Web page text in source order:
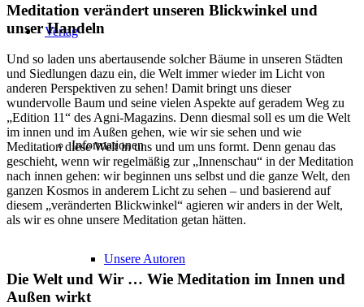
Verlag
Informationen
Unsere Autoren
Meditation verändert unseren Blickwinkel und
unser Handeln
Und so laden uns abertausende solcher Bäume in unseren Städten
und Siedlungen dazu ein, die Welt immer wieder im Licht von
anderen Perspektiven zu sehen! Damit bringt uns dieser
wundervolle Baum und seine vielen Aspekte auf geradem Weg zu
„Edition 11“ des Agni-Magazins. Denn diesmal soll es um die Welt
im innen und im Außen gehen, wie wir sie sehen und wie
Meditation diese Welt in uns und um uns formt. Denn genau das
geschieht, wenn wir regelmäßig zur „Innenschau“ in der Meditation
nach innen gehen: wir beginnen uns selbst und die ganze Welt, den
ganzen Kosmos in anderem Licht zu sehen – und basierend auf
diesem „veränderten Blickwinkel“ agieren wir anders in der Welt,
als wir es ohne unsere Meditation getan hätten.
Die Welt und Wir … Wie Meditation im Innen und
Außen wirkt